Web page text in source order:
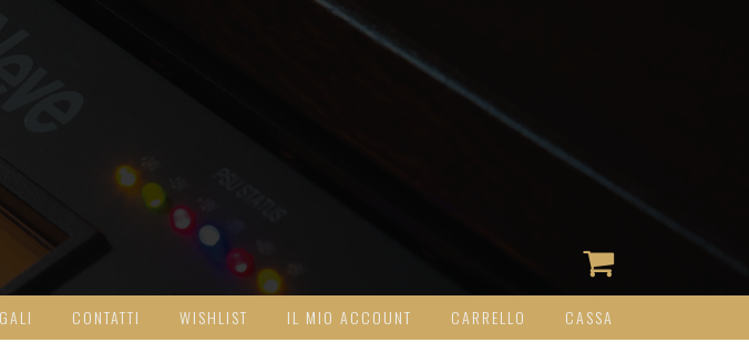
CONTATTI WISHLIST IL MIO ACCOUNT CARRELLO CASSA